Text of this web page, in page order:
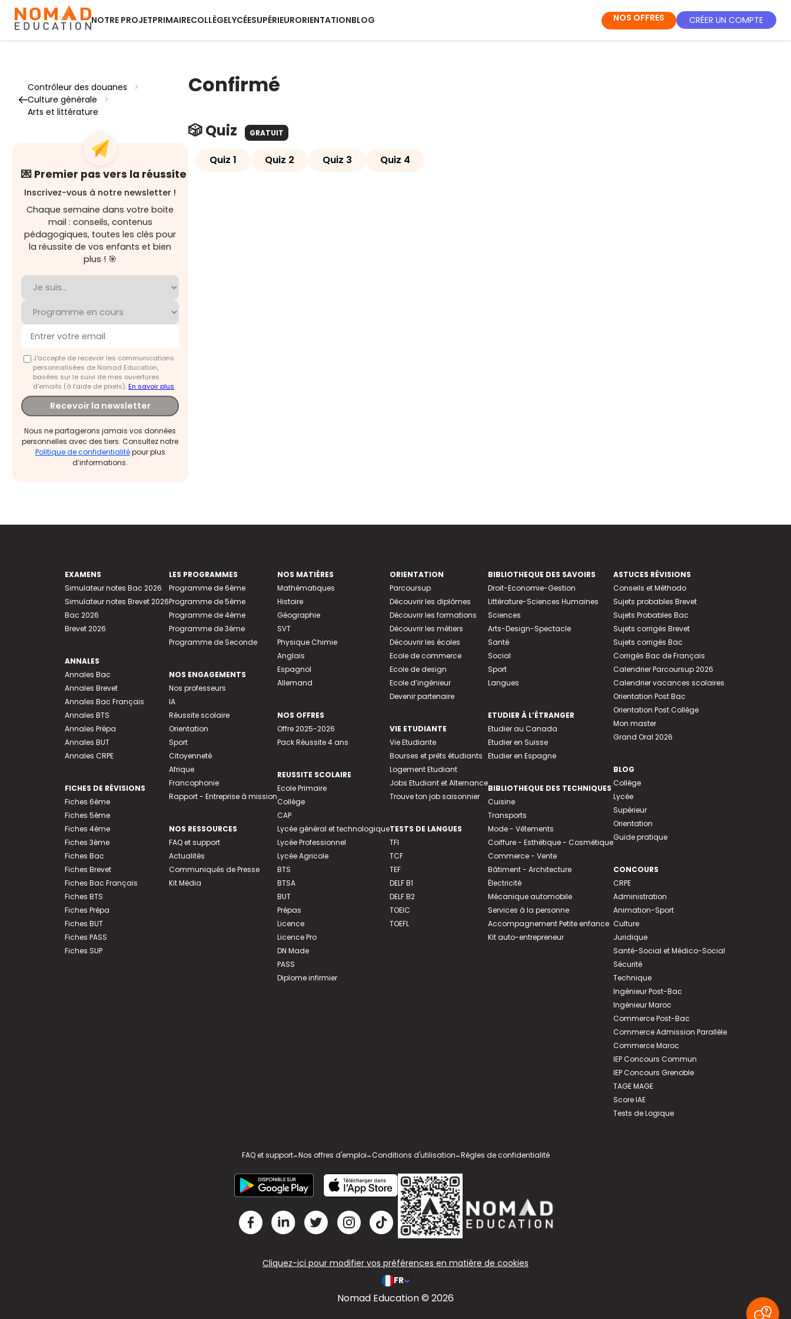
NOTRE PROJETPRIMAIRECOLLÈGELYCÉESUPÉRIEURORIENTATIONBLOG NOS OFFRES CRÉER UN COMPTE
Contrôleur des douanes
>
Culture générale
>
Arts et littérature
💌 Premier pas vers la réussite
Inscrivez-vous à notre newsletter !
Chaque semaine dans votre boite
mail : conseils, contenus
pédagogiques, toutes les clés pour
la réussite de vos enfants et bien
plus ! 🎯
J'accepte de recevoir les communications
personnalisées de Nomad Education,
basées sur le suivi de mes ouvertures
d'emails (à l’aide de pixels).En savoir plus
Recevoir la newsletter
Nous ne partagerons jamais vos données
personnelles avec des tiers. Consultez notre
Politique de confidentialitépour plus
d’informations.
Confirmé
🎲 Quiz GRATUIT
Quiz 1 Quiz 2 Quiz 3 Quiz 4
EXAMENS
Simulateur notes Bac 2026
Simulateur notes Brevet 2026
Bac 2026
Brevet 2026
ANNALES
Annales Bac
Annales Brevet
Annales Bac Français
Annales BTS
Annales Prépa
Annales BUT
Annales CRPE
FICHES DE RÉVISIONS
Fiches 6ème
Fiches 5ème
Fiches 4ème
Fiches 3ème
Fiches Bac
Fiches Brevet
Fiches Bac Français
Fiches BTS
Fiches Prépa
Fiches BUT
Fiches PASS
Fiches SUP
LES PROGRAMMES
Programme de 6ème
Programme de 5ème
Programme de 4ème
Programme de 3ème
Programme de Seconde
NOS ENGAGEMENTS
Nos professeurs
IA
Réussite scolaire
Orientation
Sport
Citoyenneté
Afrique
Francophonie
Rapport - Entreprise à mission
NOS RESSOURCES
FAQ et support
Actualités
Communiqués de Presse
Kit Média
NOS MATIÈRES
Mathématiques
Histoire
Géographie
SVT
Physique Chimie
Anglais
Espagnol
Allemand
NOS OFFRES
Offre 2025-2026
Pack Réussite 4 ans
REUSSITE SCOLAIRE
Ecole Primaire
Collège
CAP
Lycée général et technologique
Lycée Professionnel
Lycée Agricole
BTS
BTSA
BUT
Prépas
Licence
Licence Pro
DN Made
PASS
Diplome infirmier
ORIENTATION
Parcoursup
Découvrir les diplômes
Découvrir les formations
Découvrir les métiers
Découvrir les écoles
Ecole de commerce
Ecole de design
Ecole d’ingénieur
Devenir partenaire
VIE ETUDIANTE
Vie Etudiante
Bourses et prêts étudiants
Logement Etudiant
Jobs Etudiant et Alternance
Trouve ton job saisonnier
TESTS DE LANGUES
TFI
TCF
TEF
DELF B1
DELF B2
TOEIC
TOEFL
BIBLIOTHEQUE DES SAVOIRS
Droit-Economie-Gestion
Littérature-Sciences Humaines
Sciences
Arts-Design-Spectacle
Santé
Social
Sport
Langues
ETUDIER À L’ÉTRANGER
Etudier au Canada
Etudier en Suisse
Etudier en Espagne
BIBLIOTHEQUE DES TECHNIQUES
Cuisine
Transports
Mode - Vêtements
Coiffure - Esthétique - Cosmétique
Commerce - Vente
Bâtiment - Architecture
Électricité
Mécanique automobile
Services à la personne
Accompagnement Petite enfance
Kit auto-entrepreneur
ASTUCES RÉVISIONS
Conseils et Méthodo
Sujets probables Brevet
Sujets Probables Bac
Sujets corrigés Brevet
Sujets corrigés Bac
Corrigés Bac de Français
Calendrier Parcoursup 2026
Calendrier vacances scolaires
Orientation Post Bac
Orientation Post Collège
Mon master
Grand Oral 2026
BLOG
Collège
Lycée
Supérieur
Orientation
Guide pratique
CONCOURS
CRPE
Administration
Animation-Sport
Culture
Juridique
Santé-Social et Médico-Social
Sécurité
Technique
Ingénieur Post-Bac
Ingénieur Maroc
Commerce Post-Bac
Commerce Admission Parallèle
Commerce Maroc
IEP Concours Commun
IEP Concours Grenoble
TAGE MAGE
Score IAE
Tests de Logique
FAQ et support-Nos offres d'emploi-Conditions d'utilisation-Règles de confidentialité
Cliquez-ici pour modifier vos préférences en matière de cookies
FR
Nomad Education © 2026